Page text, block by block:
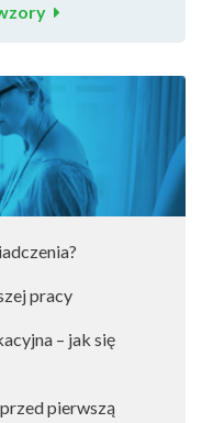
pracy
– jak się
pierwszą